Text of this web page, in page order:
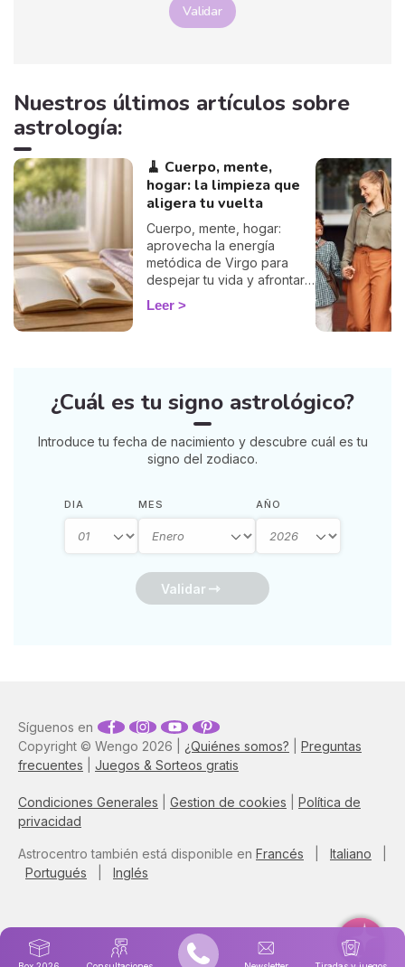
Validar
Nuestros últimos artículos sobre
astrología:
🧹 Cuerpo, mente,
hogar: la limpieza que
aligera tu vuelta
Cuerpo, mente, hogar:
aprovecha la energía
metódica de Virgo para
despejar tu vida y afrontar
la vuelta de 2026 con
ligereza. La guía de Marisa.
Leer
¿Cuál es tu signo astrológico?
Introduce tu fecha de nacimiento y descubre cuál es tu
signo del zodiaco.
DIA MES AÑO
Validar
Copyright © Wengo 2026 | ¿Quiénes somos?
Preguntas
frecuentes
Juegos & Sorteos gratis
Condiciones Generales Gestion de cookies
Política de
privacidad
Síguenos en
Astrocentro también está disponible en Francés Italiano
Portugués
Inglés